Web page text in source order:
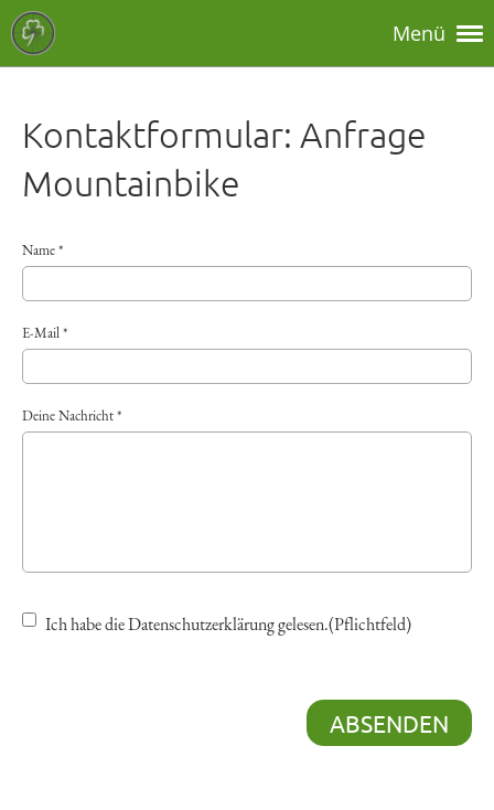
Menü
Kontaktformular: Anfrage
Mountainbike
Name *
E-Mail *
Deine Nachricht *
Ich habe die Datenschutzerklärung gelesen.(Pflichtfeld)